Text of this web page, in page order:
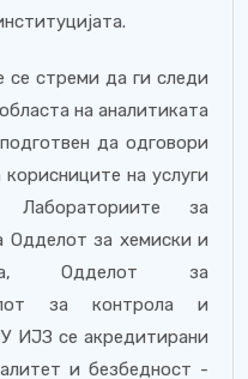
се стреми да ги следи
на аналитиката
да одговори
на услуги
за
Одделот за хемиски и
Одделот за
за контрола и
ИЈЗ се акредитирани
и безбедност -